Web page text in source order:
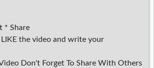
* Share
the video and write your
Video Don't Forget To Share With Others